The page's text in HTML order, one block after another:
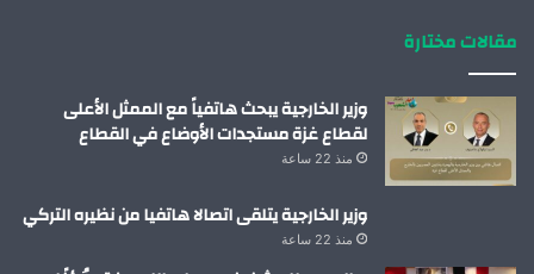
مقالات مختارة
وزير الخارجية يبحث هاتفياً مع الممثل الأعلى
لقطاع غزة مستجدات الأوضاع في القطاع
منذ 22 ساعة
وزير الخارجية يتلقى اتصالا هاتفيا من نظيره التركي
منذ 22 ساعة